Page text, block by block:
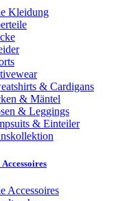
Kleidung
& Cardigans
& Mäntel
& Leggings
& Einteiler
Accessoires